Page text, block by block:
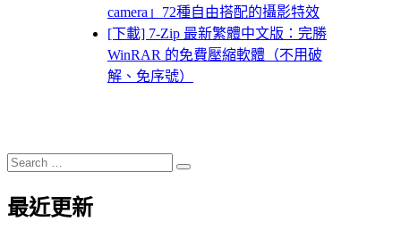
camera」72種自由搭配的攝影特效
[下載] 7-Zip 最新繁體中文版：完勝
WinRAR 的免費壓縮軟體（不用破
解、免序號）
Search
for:
Search
最近更新